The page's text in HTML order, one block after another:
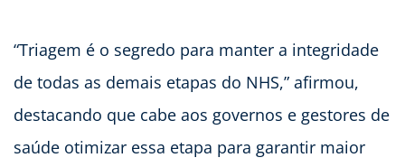
“Triagem é o segredo para manter a integridade
de todas as demais etapas do NHS,” afirmou,
destacando que cabe aos governos e gestores de
saúde otimizar essa etapa para garantir maior